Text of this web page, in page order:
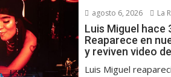
agosto 6, 2026 La
Luis Miguel hace
Reaparece en
y reviven video
Luis Miguel